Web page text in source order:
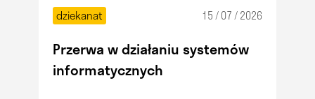
dziekanat 15 / 07 / 2026
Przerwa w działaniu systemów
informatycznych